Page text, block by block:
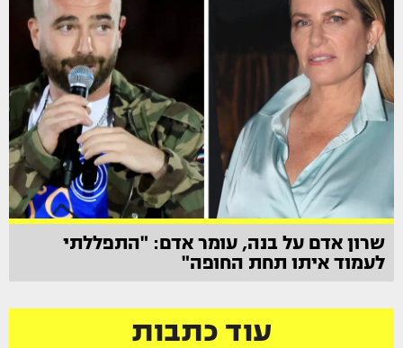
שרון אדם על בנה, עומר אדם: "התפללתי
לעמוד איתו תחת החופה"
עוד כתבות